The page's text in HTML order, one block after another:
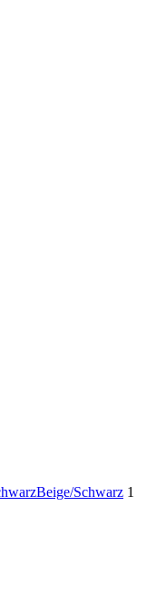
Beige/Schwarz 1